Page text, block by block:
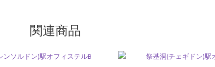
関連商品